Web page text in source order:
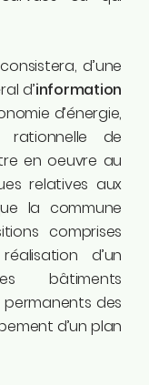
d’une
d’information
d’énergie,
rationnelle de
en oeuvre au
relatives aux
la commune
comprises
d’un
bâtiments
permanents des
d’un plan